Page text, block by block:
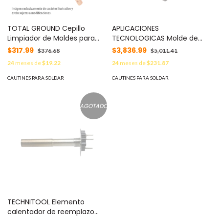
TOTAL GROUND Cepillo
Limpiador de Moldes para
Soldadura Exotérmica. MOD:
TG-CEPILLO
$317.99 $376.68
24meses de$19.22
CAUTINES PARA SOLDAR
APLICACIONES
TECNOLOGICAS Molde de
Grafito Vertical Unión Líneal
Horizontal de Cable 1/0 AWG
a Cable 1/0 AWG. MOD: AT-
W10/W10/LV
$3,836.99 $5,011.41
24meses de$231.87
CAUTINES PARA SOLDAR
AGOTADO
TECHNITOOL Elemento
calentador de reemplazo